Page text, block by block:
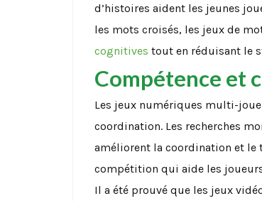
d’histoires aident les jeunes
les mots croisés, les jeux de
cognitives tout en réduisant le
Compétence et
Les jeux numériques multi-
coordination. Les recherches
améliorent la coordination et le
compétition qui aide les
Il a été prouvé que les jeux